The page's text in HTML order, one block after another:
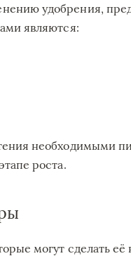
удобрения,
являются:
необходимыми
роста.
могут сделать